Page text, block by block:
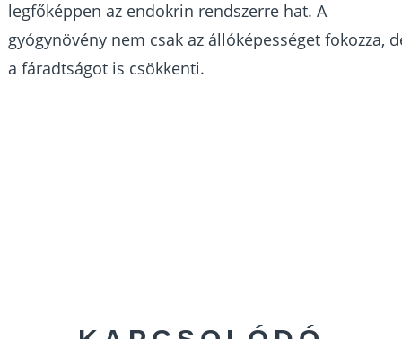
legfőképpen az endokrin rendszerre hat. A
gyógynövény nem csak az állóképességet fokozza,
a fáradtságot is csökkenti.